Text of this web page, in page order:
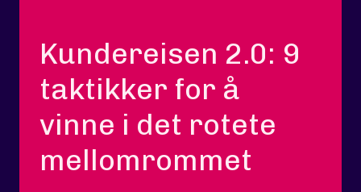
Kundereisen 2.0: 9
taktikker for å
vinne i det rotete
mellomrommet